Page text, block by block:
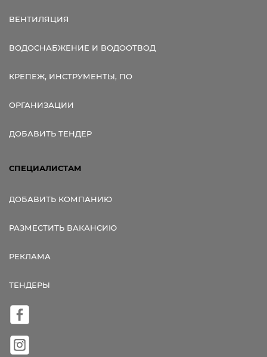
ВЕНТИЛЯЦИЯ
ВОДОСНАБЖЕНИЕ И ВОДООТВОД
КРЕПЕЖ, ИНСТРУМЕНТЫ, ПО
ОРГАНИЗАЦИИ
ДОБАВИТЬ ТЕНДЕР
СПЕЦИАЛИСТАМ
ДОБАВИТЬ КОМПАНИЮ
РАЗМЕСТИТЬ ВАКАНСИЮ
РЕКЛАМА
ТЕНДЕРЫ